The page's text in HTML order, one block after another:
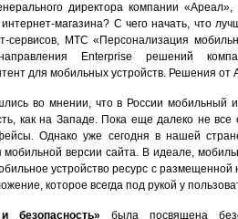
директора компании
магазина? С чего начать, что
сервисов, МТС «Персонализация
Enterprise решений
для мобильных устройств. Решения от
во мнении, что в России мобильный
как на Западе. Пока еще далеко не
Однако уже сегодня в нашей
версии сайта. В идеале,
устройство ресурс с
которое всегда под рукой у
безопасность» была посвящена